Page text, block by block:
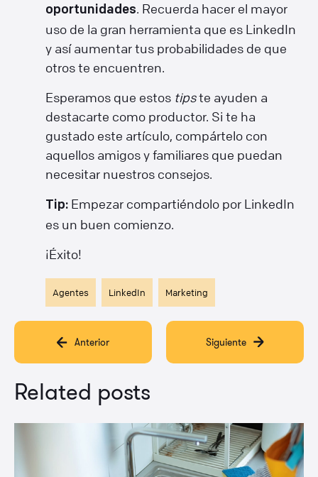
oportunidades. Recuerda hacer el mayor
uso de la gran herramienta que es LinkedIn
y así aumentar tus probabilidades de que
otros te encuentren.
Esperamos que estos tipste ayuden a
destacarte como productor. Si te ha
gustado este artículo, compártelo con
aquellos amigos y familiares que puedan
necesitar nuestros consejos.
Tip: Empezar compartiéndolo por LinkedIn
es un buen comienzo.
¡Éxito!
Agentes LinkedIn Marketing
Anterior Siguiente
Related posts